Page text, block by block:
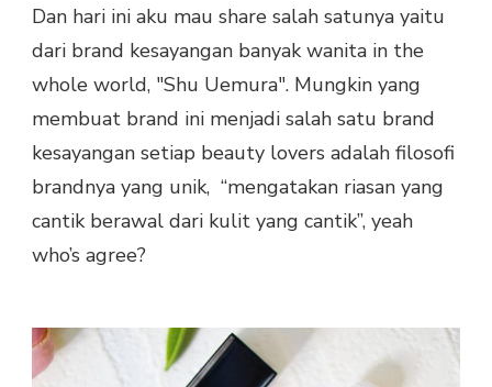
Dan hari ini aku mau share salah satunya yaitu
dari brand kesayangan banyak wanita in the
whole world, "Shu Uemura". Mungkin yang
membuat brand ini menjadi salah satu brand
kesayangan setiap beauty lovers adalah filosofi
brandnya yang unik, “mengatakan riasan yang
cantik berawal dari kulit yang cantik”, yeah
who’s agree?